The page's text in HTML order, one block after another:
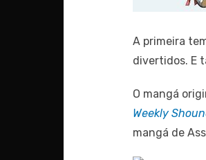
A primeira
divertidos. E
O mangá
Weekly
mangá de